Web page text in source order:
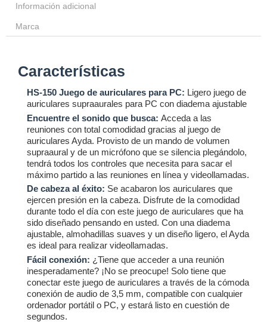
Información adicional
Marca
Características
HS-150 Juego de auriculares para PC: Ligero juego de
auriculares supraaurales para PC con diadema ajustable
Encuentre el sonido que busca: Acceda a las
reuniones con total comodidad gracias al juego de
auriculares Ayda. Provisto de un mando de volumen
supraaural y de un micrófono que se silencia plegándolo,
tendrá todos los controles que necesita para sacar el
máximo partido a las reuniones en línea y videollamadas.
De cabeza al éxito: Se acabaron los auriculares que
ejercen presión en la cabeza. Disfrute de la comodidad
durante todo el día con este juego de auriculares que ha
sido diseñado pensando en usted. Con una diadema
ajustable, almohadillas suaves y un diseño ligero, el Ayda
es ideal para realizar videollamadas.
Fácil conexión: ¿Tiene que acceder a una reunión
inesperadamente? ¡No se preocupe! Solo tiene que
conectar este juego de auriculares a través de la cómoda
conexión de audio de 3,5 mm, compatible con cualquier
ordenador portátil o PC, y estará listo en cuestión de
segundos.